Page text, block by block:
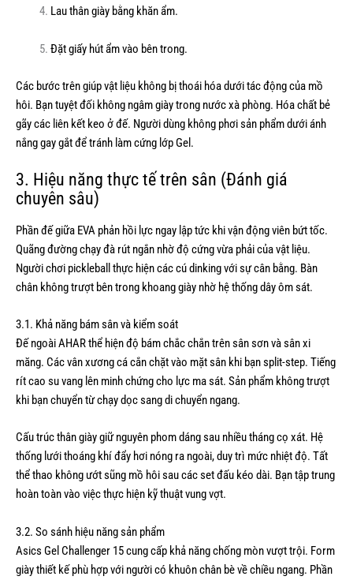
Lau thân giày bằng khăn ẩm.
Đặt giấy hút ẩm vào bên trong.
Các bước trên giúp vật liệu không bị thoái hóa dưới tác động của mồ
hôi. Bạn tuyệt đối không ngâm giày trong nước xà phòng. Hóa chất bẻ
gãy các liên kết keo ở đế. Người dùng không phơi sản phẩm dưới ánh
nắng gay gắt để tránh làm cứng lớp Gel.
3. Hiệu năng thực tế trên sân (Đánh giá
chuyên sâu)
Phần đế giữa EVA phản hồi lực ngay lập tức khi vận động viên bứt tốc.
Quãng đường chạy đà rút ngắn nhờ độ cứng vừa phải của vật liệu.
Người chơi pickleball thực hiện các cú dinking với sự cân bằng. Bàn
chân không trượt bên trong khoang giày nhờ hệ thống dây ôm sát.
3.1. Khả năng bám sân và kiểm soát
Đế ngoài AHAR thể hiện độ bám chắc chắn trên sân sơn và sân xi
măng. Các vân xương cá cắn chặt vào mặt sân khi bạn split-step. Tiếng
rít cao su vang lên minh chứng cho lực ma sát. Sản phẩm không trượt
khi bạn chuyển từ chạy dọc sang di chuyển ngang.
Cấu trúc thân giày giữ nguyên phom dáng sau nhiều tháng cọ xát. Hệ
thống lưới thoáng khí đẩy hơi nóng ra ngoài, duy trì mức nhiệt độ. Tất
thể thao không ướt sũng mồ hôi sau các set đấu kéo dài. Bạn tập trung
hoàn toàn vào việc thực hiện kỹ thuật vung vợt.
3.2. So sánh hiệu năng sản phẩm
Asics Gel Challenger 15 cung cấp khả năng chống mòn vượt trội. Form
giày thiết kế phù hợp với người có khuôn chân bè về chiều ngang. Phần